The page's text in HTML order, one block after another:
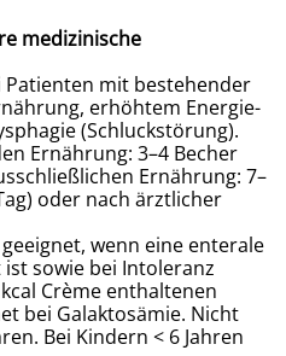
medizinische
mit bestehender
erhöhtem Energie-
(Schluckstörung).
Ernährung: 3–4 Becher
Ernährung: 7–
oder nach ärztlicher
wenn eine enterale
sowie bei Intoleranz
Crème enthaltenen
bei Galaktosämie. Nicht
Bei Kindern < 6 Jahren